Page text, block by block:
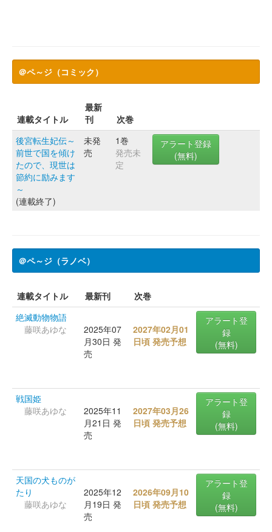
＠ペ～ジ（コミック）
連載タイトル
最新
刊
次巻
後宮転生妃伝～
前世で国を傾け
たので、現世は
節約に励みます
～
(連載終了)
未発
売
1巻
発売未
定
アラート登録
(無料)
＠ペ～ジ（ラノベ）
連載タイトル 最新刊
次巻
絶滅動物物語
藤咲あゆな
2025年07
月30日 発
売
2027年02月01
日頃 発売予想
アラート登
録
(無料)
戦国姫
藤咲あゆな
2025年11
月21日 発
売
2027年03月26
日頃 発売予想
アラート登
録
(無料)
天国の犬ものが
たり
藤咲あゆな
2025年12
月19日 発
売
2026年09月10
日頃 発売予想
アラート登
録
(無料)